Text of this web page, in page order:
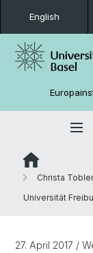
English
Christa
Universität
27. April 2017 /